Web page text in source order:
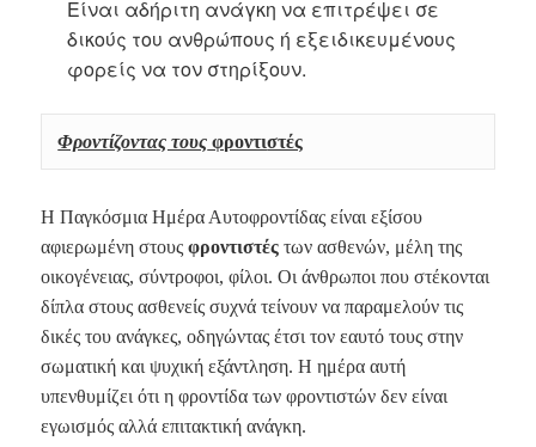
Είναι αδήριτη ανάγκη να επιτρέψει σε
δικούς του ανθρώπους ή εξειδικευμένους
φορείς να τον στηρίξουν.
Φροντίζοντας τους φροντιστές
Η Παγκόσμια Ημέρα Αυτοφροντίδας είναι εξίσου
αφιερωμένη στουςφροντιστές των ασθενών, μέλη της
οικογένειας, σύντροφοι, φίλοι. Οι άνθρωποι που στέκονται
δίπλα στους ασθενείς συχνά τείνουν να παραμελούν τις
δικές του ανάγκες, οδηγώντας έτσι τον εαυτό τους στην
σωματική και ψυχική εξάντληση. Η ημέρα αυτή
υπενθυμίζει ότι η φροντίδα των φροντιστών δεν είναι
εγωισμός αλλά επιτακτική ανάγκη.